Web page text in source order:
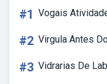
#1 Vogais
#2 Virgula Antes
#3 Vidrarias De